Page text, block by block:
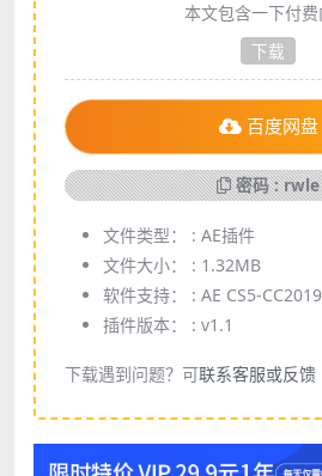
本文包含一下付费
下载
百度网盘
密码 : rwle
文件类型： : AE插件
文件大小： : 1.32MB
软件支持： : AE CS5-CC2019
插件版本： : v1.1
下载遇到问题？可联系客服或反馈